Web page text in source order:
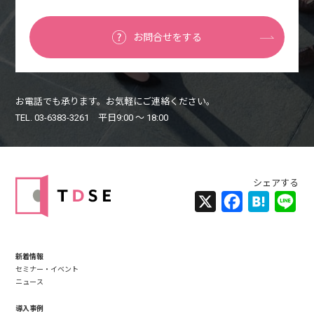
お問合せをする
お電話でも承ります。お気軽にご連絡ください。
TEL. 03-6383-3261 平日9:00 〜 18:00
Facebook
Hatena
新着情報
セミナー・イベント
ニュース
導入事例